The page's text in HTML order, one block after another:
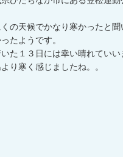
の天候でかなり寒かったと
たようです。
た１３日には幸い晴れてい
り寒く感じましたね。。